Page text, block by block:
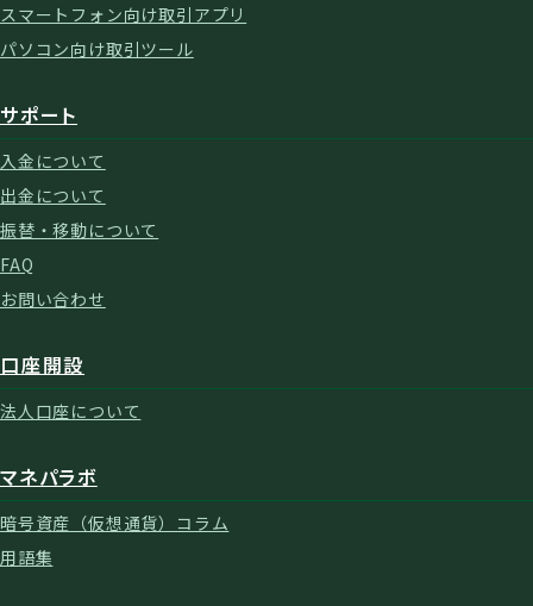
スマートフォン向け取引アプリ
パソコン向け取引ツール
サポート
入金について
出金について
振替・移動について
FAQ
お問い合わせ
口座開設
法人口座について
マネパラボ
暗号資産（仮想通貨）コラム
用語集